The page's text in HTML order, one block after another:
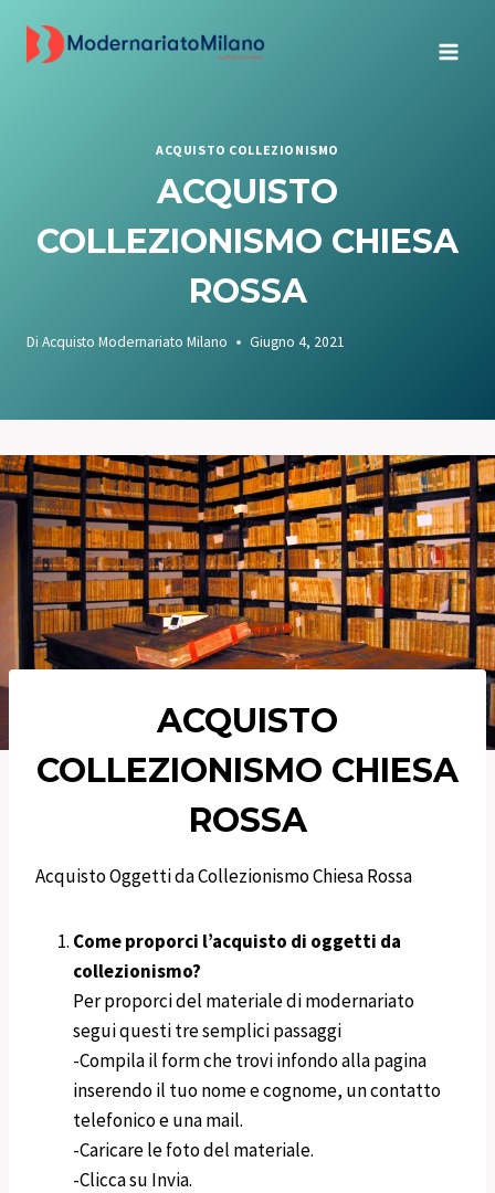
ACQUISTO COLLEZIONISMO
ACQUISTO
COLLEZIONISMO CHIESA
ROSSA
Di Acquisto Modernariato Milano Giugno 4, 2021
ACQUISTO
COLLEZIONISMO CHIESA
ROSSA
Acquisto Oggetti da Collezionismo Chiesa Rossa
Come proporci l’acquisto di oggetti da
collezionismo?
Per proporci del materiale di modernariato
segui questi tre semplici passaggi
-Compila il form che trovi infondo alla pagina
inserendo il tuo nome e cognome, un contatto
telefonico e una mail.
-Caricare le foto del materiale.
-Clicca su Invia.